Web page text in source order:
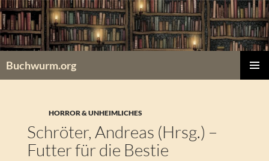
Zum
Inhalt
springen
Buchwurm.org
HORROR & UNHEIMLICHES
Schröter, Andreas (Hrsg.) –
Futter für die Bestie